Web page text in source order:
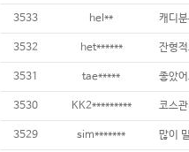
3533 hel**
3532 het******
3531 tae*****
3530 KK2*********
3529 sim*******